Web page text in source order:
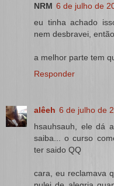
NRM 6 de julho de
eu tinha achado
nem desbravei,
a melhor parte tem
Responder
alêeh 6 de julho de
hsauhsauh, ele dá
saiba... o curso
ter saido QQ
cara, eu reclamava